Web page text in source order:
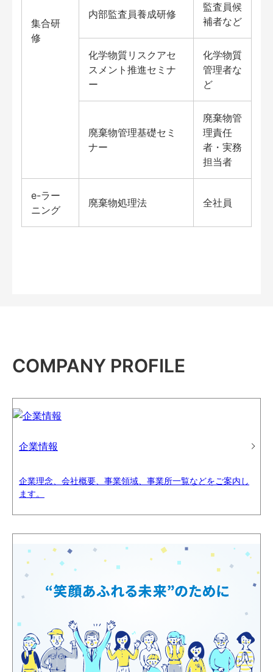
集合研
修
内部監査員養成研修
監査員候
補者など
化学物質リスクアセ
スメント推進セミナ
ー
化学物質
管理者な
ど
廃棄物管理基礎セミ
ナー
廃棄物管
理責任
者・実務
担当者
e-ラー
ニング
廃棄物処理法 全社員
COMPANY PROFILE
企業情報
企業理念、会社概要、事業領域、事業所一覧などをご案内し
ます。